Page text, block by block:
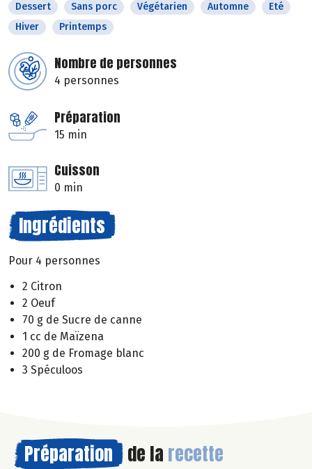
Dessert Sans porc Végétarien Automne
Eté
Hiver
Printemps
Nombre de personnes
4 personnes
Préparation
15 min
Cuisson
0 min
Ingrédients
Pour 4 personnes
2 Citron
2 Oeuf
70 g de Sucre de canne
1 cc de Maïzena
200 g de Fromage blanc
3 Spéculoos
Préparation de la recette